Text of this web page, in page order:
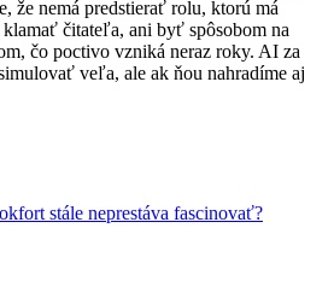
že nemá predstierať rolu, ktorú má
čitateľa, ani byť spôsobom na
čo poctivo vzniká neraz roky. AI za
veľa, ale ak ňou nahradíme aj
stále neprestáva fascinovať?